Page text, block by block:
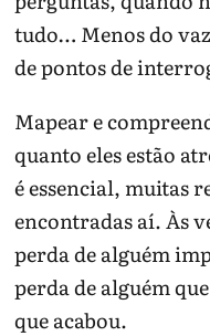
autoagressão são
justificam ajuda
Para continuar no
tudo… Menos do
de pontos de
Mapear e
quanto eles estão
é essencial, muitas
encontradas aí. Às
perda de alguém
perda de alguém
que acabou.